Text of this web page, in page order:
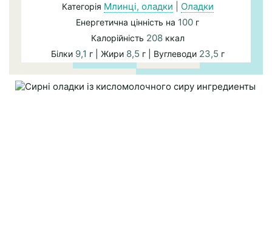
Категорія Млинці, оладки Оладки
Енергетична цінність на 100 г
Калорійність 208ккал
Білки 9,1 г | Жири 8,5 г | Вуглеводи 23,5 г